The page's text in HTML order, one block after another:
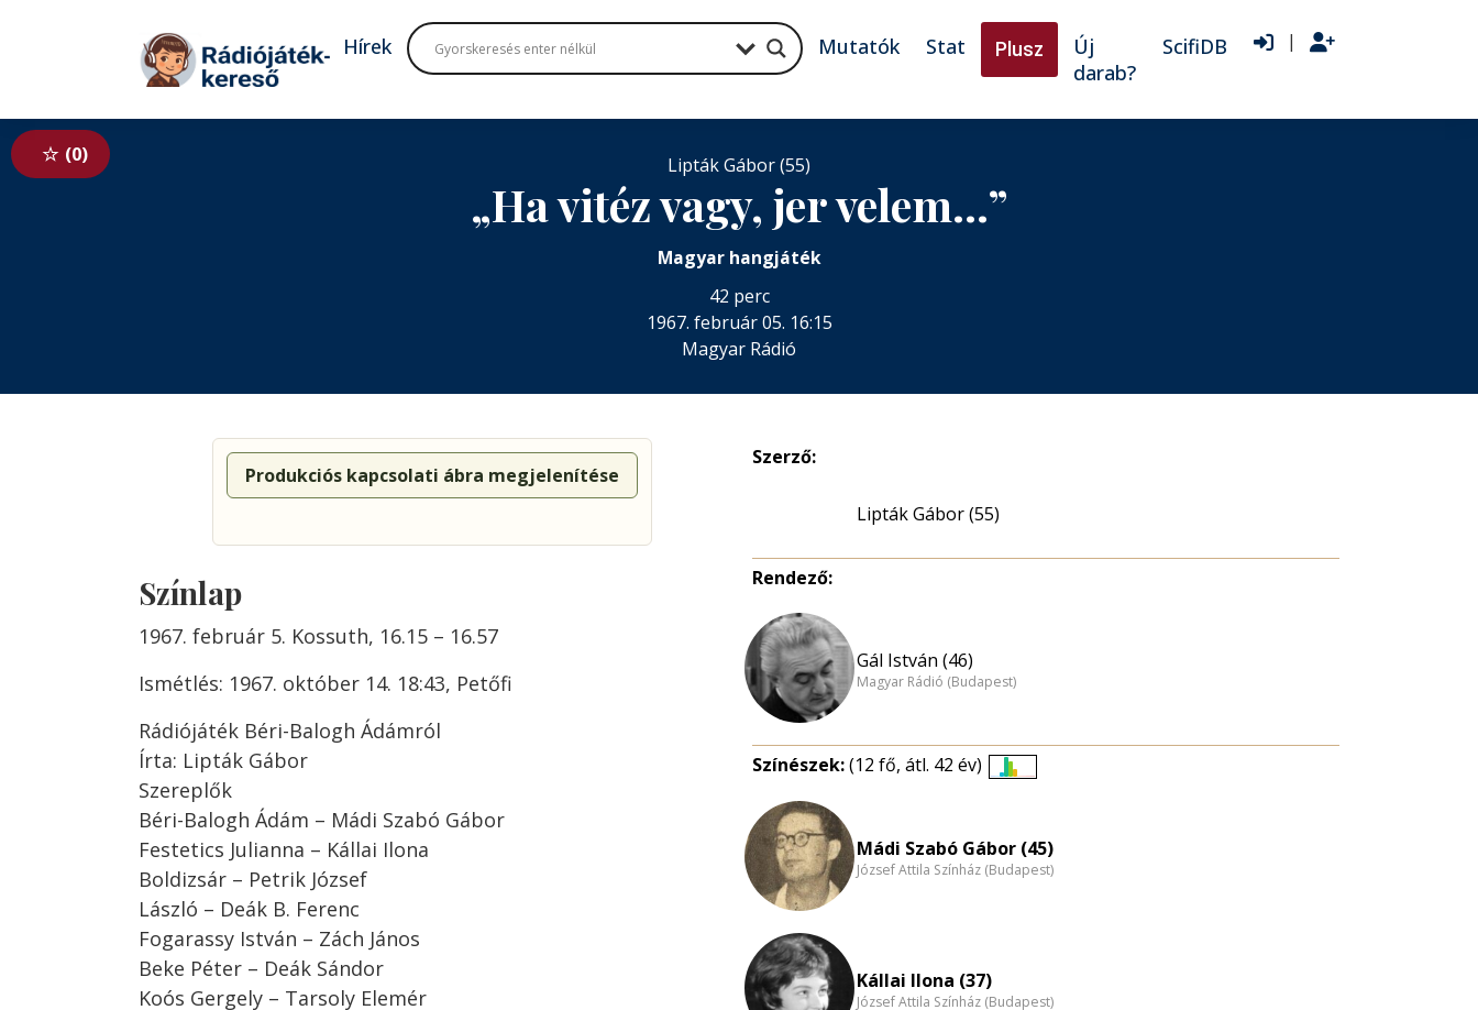
Tovább a tartalomhoz
Hírek Mutatók Stat Plusz
Új
darab?
ScifiDB |
0 Lipták Gábor (55)
„Ha vitéz vagy, jer velem…”
Magyar hangjáték
42 perc
1967. február 05. 16:15
Magyar Rádió
Produkciós kapcsolati ábra megjelenítése
Színlap
1967. február 5. Kossuth, 16.15 – 16.57
Ismétlés: 1967. október 14. 18:43, Petőfi
Rádiójáték Béri-Balogh Ádámról
Írta: Lipták Gábor
Szereplők
Béri-Balogh Ádám – Mádi Szabó Gábor
Festetics Julianna – Kállai Ilona
Boldizsár – Petrik József
László – Deák B. Ferenc
Fogarassy István – Zách János
Beke Péter – Deák Sándor
Koós Gergely – Tarsoly Elemér
Szerző:
Lipták Gábor (55)
Rendező:
Gál István (46)
Magyar Rádió (Budapest)
Színészek:(12 fő, átl. 42 év)
nagyítása
Mádi Szabó Gábor (45)
József Attila Színház (Budapest)
Kállai Ilona (37)
József Attila Színház (Budapest)